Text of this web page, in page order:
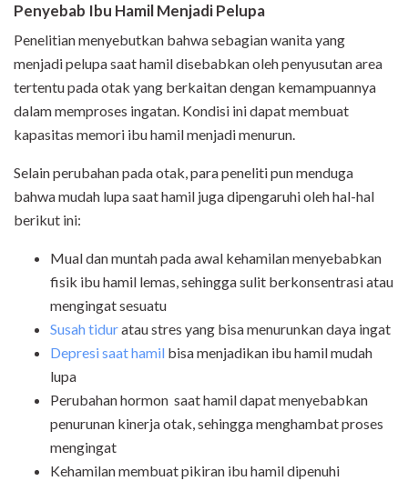
Penyebab Ibu Hamil Menjadi Pelupa
Penelitian menyebutkan bahwa sebagian wanita yang
menjadi pelupa saat hamil disebabkan oleh penyusutan area
tertentu pada otak yang berkaitan dengan kemampuannya
dalam memproses ingatan. Kondisi ini dapat membuat
kapasitas memori ibu hamil menjadi menurun.
Selain perubahan pada otak, para peneliti pun menduga
bahwa mudah lupa saat hamil juga dipengaruhi oleh hal-hal
berikut ini:
Mual dan muntah pada awal kehamilan menyebabkan
fisik ibu hamil lemas, sehingga sulit berkonsentrasi atau
mengingat sesuatu
Susah tiduratau stres yang bisa menurunkan daya ingat
Depresi saat hamil bisa menjadikan ibu hamil mudah
lupa
Perubahan hormon saat hamildapat menyebabkan
penurunan kinerja otak, sehingga menghambat proses
mengingat
Kehamilan membuat pikiran ibu hamil dipenuhi